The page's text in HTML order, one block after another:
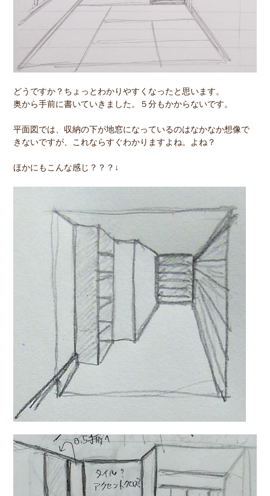
どうですか？ちょっとわかりやすくなったと思います。
奥から手前に書いていきました。５分もかからないです。
平面図では、収納の下が地窓になっているのはなかなか想像で
きないですが、これならすぐわかりますよね。よね？
ほかにもこんな感じ？？？↓